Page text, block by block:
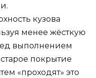
кузова
менее жёсткую
выполнением
покрытие
«проходят» это